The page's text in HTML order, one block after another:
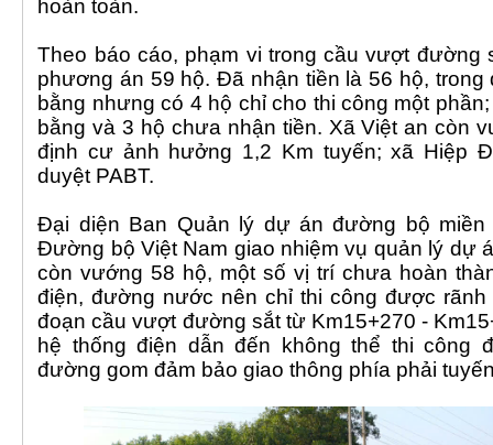
hoàn toàn.
Theo báo cáo, phạm vi trong cầu vượt đường
phương án 59 hộ. Đã nhận tiền là 56 hộ, trong
bằng nhưng có 4 hộ chỉ cho thi công một
bằng và 3 hộ chưa nhận tiền. Xã Việt an còn
định cư ảnh hưởng 1,2 Km tuyến; xã Hiệp
duyệt PABT.
Đại diện Ban Quản lý dự án đường bộ
Đường bộ Việt Nam giao nhiệm vụ quản lý dự
còn vướng 58 hộ, một số vị trí chưa hoàn
điện, đường nước nên chỉ thi công được rãnh
đoạn cầu vượt đường sắt từ Km15+270 -
hệ thống điện dẫn đến không thể thi công
đường gom đảm bảo giao thông phía phải